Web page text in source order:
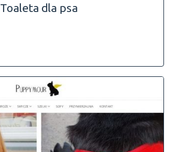
Toaleta dla psa